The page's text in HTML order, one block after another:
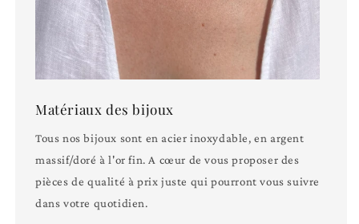
Matériaux des bijoux
Tous nos bijoux sont en acier inoxydable, en argent
massif/doré à l'or fin. A cœur de vous proposer des
pièces de qualité à prix juste qui pourront vous suivre
dans votre quotidien.